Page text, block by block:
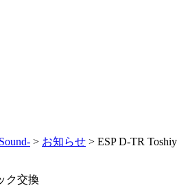
> お知らせ > ESP D-TR
ク交換